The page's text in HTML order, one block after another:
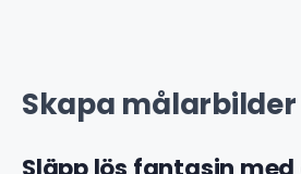
Skapa målarbilder